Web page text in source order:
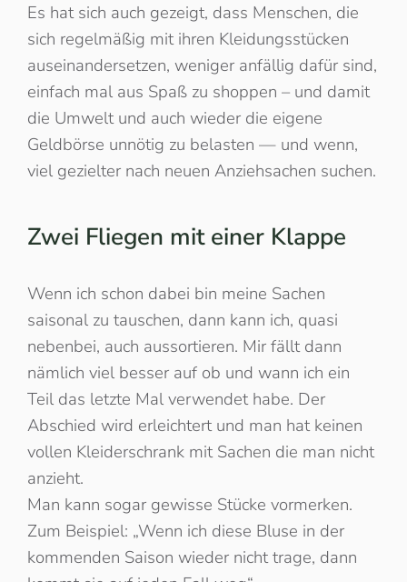
Es hat sich auch gezeigt, dass Menschen, die
sich regelmäßig mit ihren Kleidungsstücken
auseinandersetzen, weniger anfällig dafür sind,
einfach mal aus Spaß zu shoppen – und damit
die Umwelt und auch wieder die eigene
Geldbörse unnötig zu belasten — und wenn,
viel gezielter nach neuen Anziehsachen suchen.
Zwei Fliegen mit einer Klappe
Wenn ich schon dabei bin meine Sachen
saisonal zu tauschen, dann kann ich, quasi
nebenbei, auch aussortieren. Mir fällt dann
nämlich viel besser auf ob und wann ich ein
Teil das letzte Mal verwendet habe. Der
Abschied wird erleichtert und man hat keinen
vollen Kleiderschrank mit Sachen die man nicht
anzieht.
Man kann sogar gewisse Stücke vormerken.
Zum Beispiel: „Wenn ich diese Bluse in der
kommenden Saison wieder nicht trage, dann